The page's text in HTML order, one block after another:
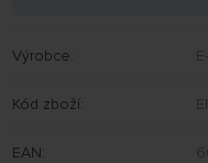
Výrobce:
Kód zboží:
EAN: